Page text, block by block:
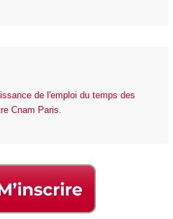
de l'emploi du temps des
Cnam Paris.